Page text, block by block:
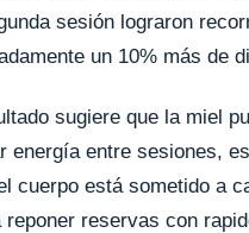
sesión lograron
un 10% más de
sugiere que la miel
energía entre sesiones,
cuerpo está sometido a
reponer reservas con